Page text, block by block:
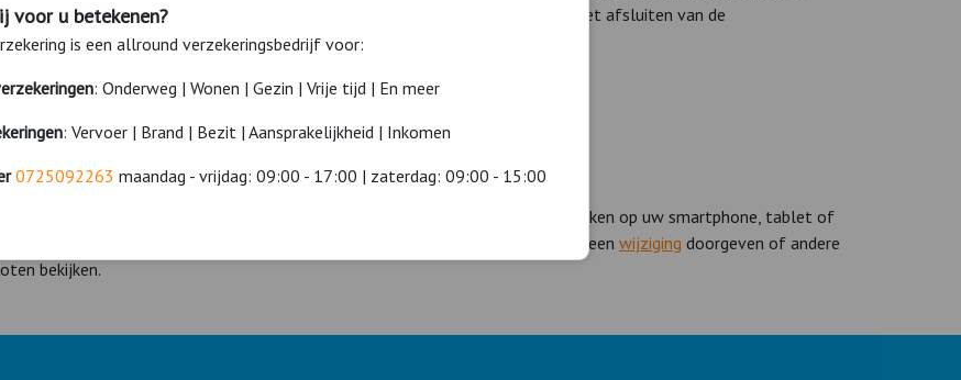
betaal alleen voor die zaken die u wilt verzekeren. Wilt u hulp of advies bij het afsluiten van de
/ zat. 09:00 - 15:00.
van dit VoordeelPakket via uw eigen
. U kunt de Polismap bekijken op uw smartphone, tablet of
per e-mail van ons. U kunt met de Polismap ook een
of een wijziging doorgeven of andere
bekijken.
voor u betekenen?
is een allround verzekeringsbedrijf voor:
: Onderweg | Wonen | Gezin | Vrije tijd | En meer
: Vervoer | Brand | Bezit | Aansprakelijkheid | Inkomen
0725092263 maandag - vrijdag: 09:00 - 17:00 | zaterdag: 09:00 - 15:00